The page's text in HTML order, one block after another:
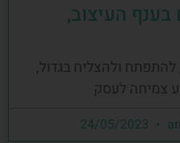
העיצוב,
ולהצליח בגדול,
צמיחה לעסק